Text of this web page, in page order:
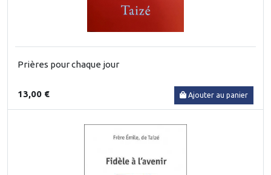
Prières pour chaque jour
13,00 € Ajouter au panier